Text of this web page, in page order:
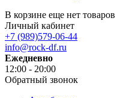
В корзине еще нет товаров
Личный кабинет
+7 (989)579-06-44
info@rock-df.ru
Ежедневно
12:00 - 20:00
Обратный звонок